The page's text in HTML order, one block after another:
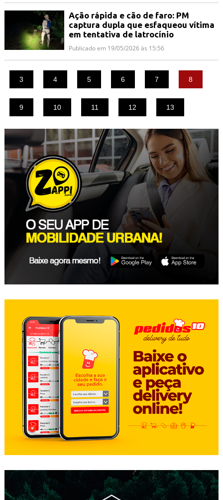
Ação rápida e cão de faro: PM
captura dupla que esfaqueou vítima
em tentativa de latrocínio
Publicado em 19/05/2026 às 15:56
3 4 5 6 7 8
9 10 11 12 13